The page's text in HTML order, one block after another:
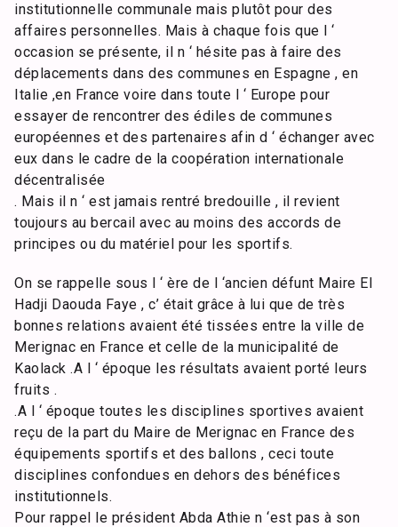
institutionnelle communale mais plutôt pour des
affaires personnelles. Mais à chaque fois que l ‘
occasion se présente, il n ‘ hésite pas à faire des
déplacements dans des communes en Espagne , en
Italie ,en France voire dans toute l ‘ Europe pour
essayer de rencontrer des édiles de communes
européennes et des partenaires afin d ‘ échanger avec
eux dans le cadre de la coopération internationale
décentralisée
. Mais il n ‘ est jamais rentré bredouille , il revient
toujours au bercail avec au moins des accords de
principes ou du matériel pour les sportifs.
On se rappelle sous l ‘ ère de l ‘ancien défunt Maire El
Hadji Daouda Faye , c’ était grâce à lui que de très
bonnes relations avaient été tissées entre la ville de
Merignac en France et celle de la municipalité de
Kaolack .A l ‘ époque les résultats avaient porté leurs
fruits .
.A l ‘ époque toutes les disciplines sportives avaient
reçu de la part du Maire de Merignac en France des
équipements sportifs et des ballons , ceci toute
disciplines confondues en dehors des bénéfices
institutionnels.
Pour rappel le président Abda Athie n ‘est pas à son